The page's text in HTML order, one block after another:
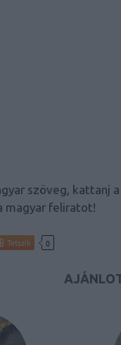
szöveg, kattanj
magyar feliratot!
Tetszik 0